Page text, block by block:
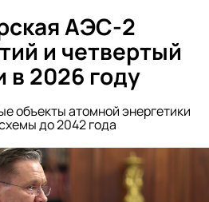
АЭС-2
и четвертый
в 2026 году
объекты атомной энергетики
до 2042 года